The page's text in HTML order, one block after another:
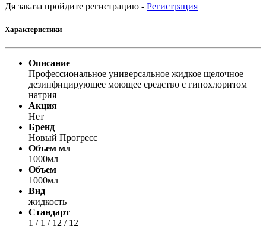
Дя заказа пройдите регистрацию - Регистрация
Характеристики
Описание
Профессиональное универсальное жидкое щелочное
дезинфицирующее моющее средство с гипохлоритом
натрия
Акция
Нет
Бренд
Новый Прогресс
Объем мл
1000мл
Объем
1000мл
Вид
жидкость
Стандарт
1 / 1 / 12 / 12